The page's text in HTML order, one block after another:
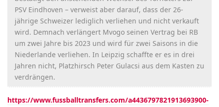
PSV Eindhoven – verweist aber darauf, dass der 26-
jährige Schweizer lediglich verliehen und nicht verkauft
wird. Demnach verlängert Mvogo seinen Vertrag bei RB
um zwei Jahre bis 2023 und wird für zwei Saisons in die
Niederlande verliehen. In Leipzig schaffte er es in drei
Jahren nicht, Platzhirsch Peter Gulacsi aus dem Kasten zu
verdrängen.
https://www.fussballtransfers.com/a4436797821913693900-